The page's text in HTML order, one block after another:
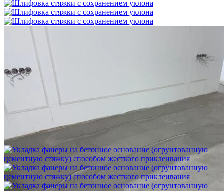
Шлифовка стяжки с сохранением уклона
1 500 ₽